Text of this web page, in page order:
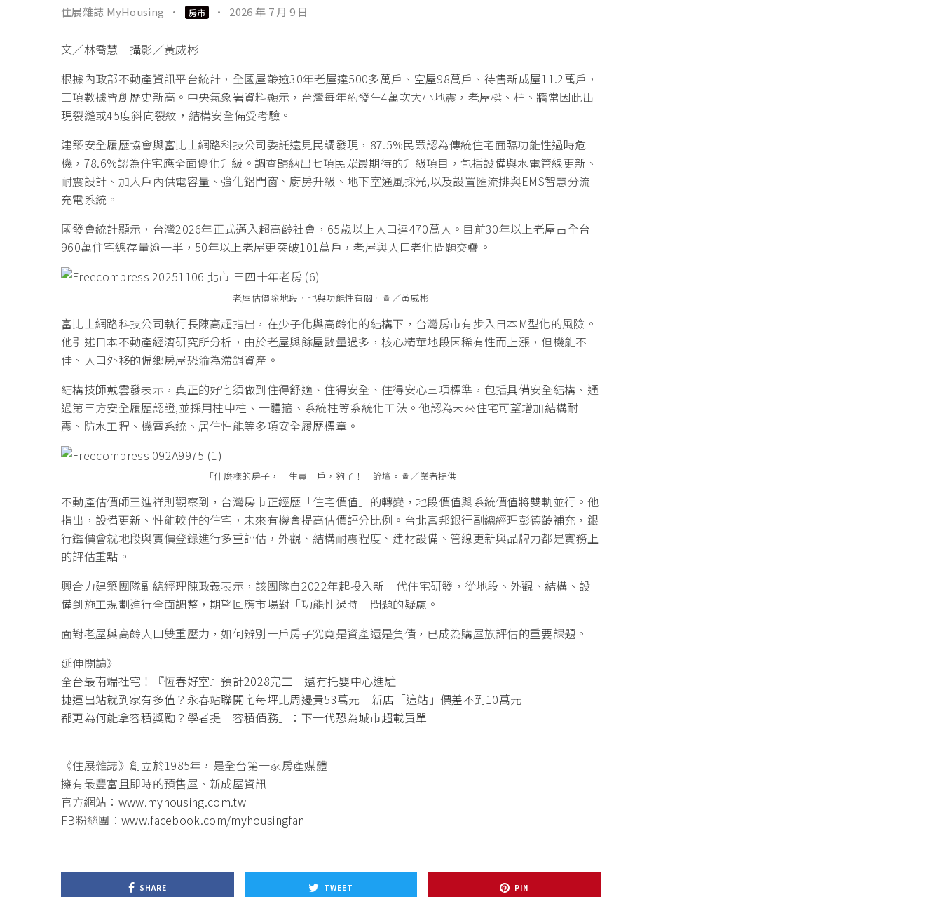
住展雜誌 MyHousing · 房市 · 2026 年 7 月 9 日
文／林喬慧 攝影／黃威彬
根據內政部不動產資訊平台統計，全國屋齡逾30年老屋達500多萬戶、空屋98萬戶、待售新成屋11.2萬戶，
三項數據皆創歷史新高。中央氣象署資料顯示，台灣每年約發生4萬次大小地震，老屋樑、柱、牆常因此出
現裂縫或45度斜向裂紋，結構安全備受考驗。
建築安全履歷協會與富比士網路科技公司委託遠見民調發現，87.5%民眾認為傳統住宅面臨功能性過時危
機，78.6%認為住宅應全面優化升級。調查歸納出七項民眾最期待的升級項目，包括設備與水電管線更新、
耐震設計、加大戶內供電容量、強化鋁門窗、廚房升級、地下室通風採光,以及設置匯流排與EMS智慧分流
充電系統。
國發會統計顯示，台灣2026年正式邁入超高齡社會，65歲以上人口達470萬人。目前30年以上老屋占全台
960萬住宅總存量逾一半，50年以上老屋更突破101萬戶，老屋與人口老化問題交疊。
老屋估價除地段，也與功能性有關。圖／黃威彬
富比士網路科技公司執行長陳高超指出，在少子化與高齡化的結構下，台灣房市有步入日本M型化的風險。
他引述日本不動產經濟研究所分析，由於老屋與餘屋數量過多，核心精華地段因稀有性而上漲，但機能不
佳、人口外移的偏鄉房屋恐淪為滯銷資產。
結構技師戴雲發表示，真正的好宅須做到住得舒適、住得安全、住得安心三項標準，包括具備安全結構、通
過第三方安全履歷認證,並採用柱中柱、一體箍、系統柱等系統化工法。他認為未來住宅可望增加結構耐
震、防水工程、機電系統、居住性能等多項安全履歷標章。
「什麼樣的房子，一生買一戶，夠了！」論壇。圖／業者提供
不動產估價師王進祥則觀察到，台灣房市正經歷「住宅價值」的轉變，地段價值與系統價值將雙軌並行。他
指出，設備更新、性能較佳的住宅，未來有機會提高估價評分比例。台北富邦銀行副總經理彭德齡補充，銀
行鑑價會就地段與實價登錄進行多重評估，外觀、結構耐震程度、建材設備、管線更新與品牌力都是實務上
的評估重點。
興合力建築團隊副總經理陳政義表示，該團隊自2022年起投入新一代住宅研發，從地段、外觀、結構、設
備到施工規劃進行全面調整，期望回應市場對「功能性過時」問題的疑慮。
面對老屋與高齡人口雙重壓力，如何辨別一戶房子究竟是資產還是負債，已成為購屋族評估的重要課題。
延伸閱讀》
全台最南端社宅！『恆春好室』預計2028完工 還有托嬰中心進駐
捷運出站就到家有多值？永春站聯開宅每坪比周邊貴53萬元 新店「這站」價差不到10萬元
都更為何能拿容積獎勵？學者提「容積債務」：下一代恐為城市超載買單
《住展雜誌》創立於1985年，是全台第一家房產媒體
擁有最豐富且即時的預售屋、新成屋資訊
官方網站： www.myhousing.com.tw
FB粉絲團： www.facebook.com/myhousingfan
SHARE TWEET PIN